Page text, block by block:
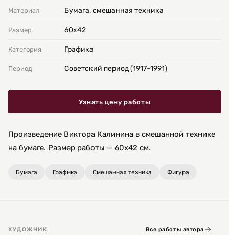
Материал Бумага, смешанная техника
Размер 60х42
Категория Графика
Период Советский период (1917–1991)
Узнать цену работы
Произведение Виктора Калинина в смешанной технике
на бумаге. Размер работы — 60х42 см.
Бумага Графика Смешанная техника Фигура
ХУДОЖНИК Все работы автора